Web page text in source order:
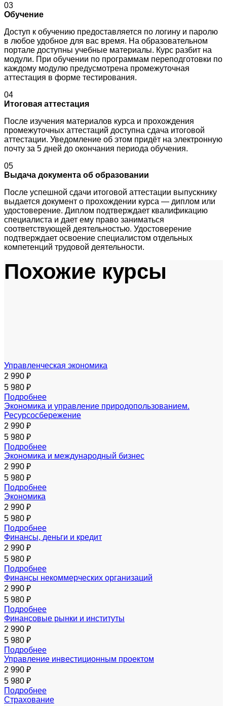
03
Обучение
Доступ к обучению предоставляется по логину и паролю
в любое удобное для вас время. На образовательном
портале доступны учебные материалы. Курс разбит на
модули. При обучении по программам переподготовки по
каждому модулю предусмотрена промежуточная
аттестация в форме тестирования.
04
Итоговая аттестация
После изучения материалов курса и прохождения
промежуточных аттестаций доступна сдача итоговой
аттестации. Уведомление об этом придёт на электронную
почту за 5 дней до окончания периода обучения.
05
Выдача документа об образовании
После успешной сдачи итоговой аттестации выпускнику
выдается документ о прохождении курса — диплом или
удостоверение. Диплом подтверждает квалификацию
специалиста и дает ему право заниматься
соответствующей деятельностью. Удостоверение
подтверждает освоение специалистом отдельных
компетенций трудовой деятельности.
Похожие курсы
Управленческая экономика
2 990 ₽
5 980 ₽
Подробнее
Экономика и управление природопользованием.
Ресурсосбережение
2 990 ₽
5 980 ₽
Подробнее
Экономика и международный бизнес
2 990 ₽
5 980 ₽
Подробнее
Экономика
2 990 ₽
5 980 ₽
Подробнее
Финансы, деньги и кредит
2 990 ₽
5 980 ₽
Подробнее
Финансы некоммерческих организаций
2 990 ₽
5 980 ₽
Подробнее
Финансовые рынки и институты
2 990 ₽
5 980 ₽
Подробнее
Управление инвестиционным проектом
2 990 ₽
5 980 ₽
Подробнее
Страхование